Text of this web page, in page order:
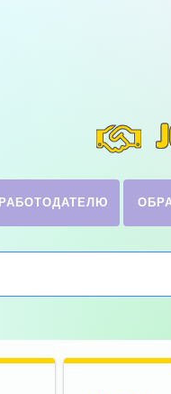
РАБОТОДАТЕЛЮ